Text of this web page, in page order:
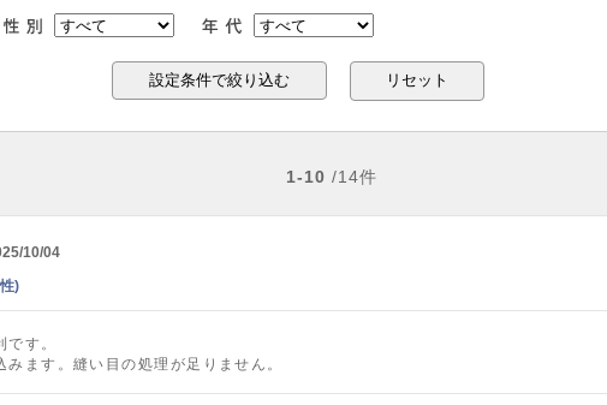
リセット
1-10 /14件
10/04
)
す。
ます。縫い目の処理が足りません。